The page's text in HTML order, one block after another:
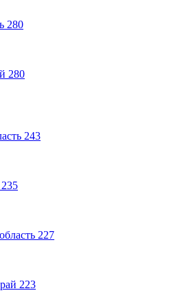
280
280
243
235
227
223